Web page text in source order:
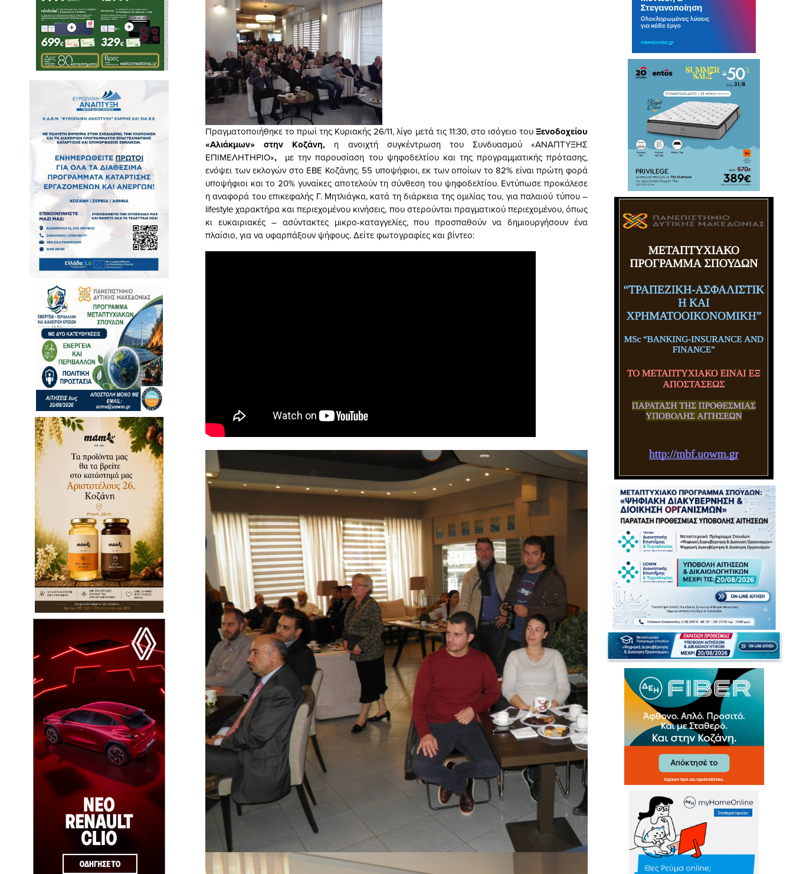
Πραγματοποιήθηκε το πρωί της Κυριακής 26/11, λίγο μετά τις 11:30, στο ισόγειο τουΞενοδοχείου
«Αλιάκμων» στην Κοζάνη, η ανοιχτή συγκέντρωση του Συνδυασμού «ΑΝΑΠΤΥΞΗΣ
ΕΠΙΜΕΛΗΤΗΡΙΟ», με την παρουσίαση του ψηφοδελτίου και της προγραμματικής πρότασης,
ενόψει των εκλογών στο ΕΒΕ Κοζάνης. 55 υποψήφιοι, εκ των οποίων το 82% είναι πρώτη φορά
υποψήφιοι και το 20% γυναίκες αποτελούν τη σύνθεση του ψηφοδελτίου. Eντύπωσε προκάλεσε
η αναφορά του επικεφαλής Γ. Μητλιάγκα, κατά τη διάρκεια της ομιλίας του, για παλαιού τύπου –
lifestyle χαρακτήρα και περιεχομένου κινήσεις, που στερούνται πραγματικού περιεχομένου, όπως
κι ευκαιριακές – ασύντακτες μικρο-καταγγελίες, που προσπαθούν να δημιουργήσουν ένα
πλαίσιο, για να υφαρπάξουν ψήφους. Δείτε φωτογραφίες και βίντεο: